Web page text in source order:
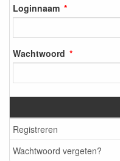
Loginnaam
Wachtwoord
Registreren
Wachtwoord vergeten?